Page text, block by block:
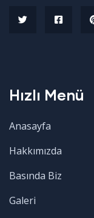
Hızlı Menü
Anasayfa
Hakkımızda
Basında Biz
Galeri